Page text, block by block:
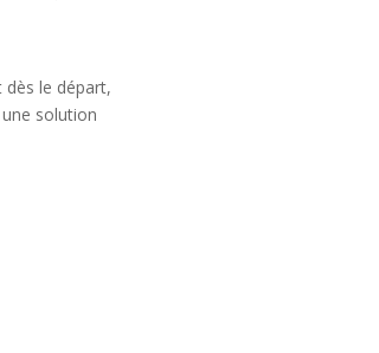
le départ,
une solution